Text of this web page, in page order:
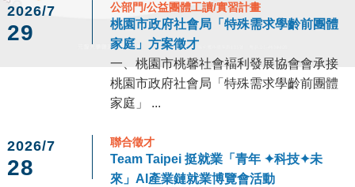
2026/7
29
公部門/公益團體工讀/實習計畫
桃園市政府社會局「特殊需求學齡前團體
家庭」方案徵才
一、桃園市桃馨社會褔利發展協會會承接
桃園市政府社會局「特殊需求學齡前團體
家庭」 ...
2026/7
28
聯合徵才
Team Taipei 挺就業「青年 ✦科技✦未
來」AI產業鏈就業博覽會活動